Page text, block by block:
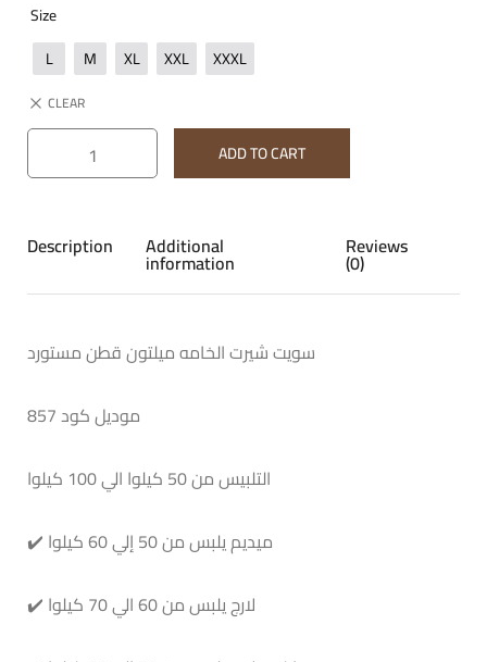
Size
L
M XL XXL XXXL
CLEAR
ADD TO CART
Description Additional
information
Reviews
(0)
سويت شيرت الخامه ميلتون قطن مستورد
موديل كود 857
التلبيس من 50 كيلوا الي 100 كيلوا
✔️ ميديم يلبس من 50 إلي 60 كيلوا
✔️ لارج يلبس من 60 الي 70 كيلوا